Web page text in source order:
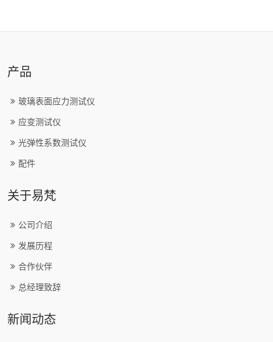
产品
玻璃表面应力测试仪
应变测试仪
光弹性系数测试仪
配件
关于易梵
公司介绍
发展历程
合作伙伴
总经理致辞
新闻动态